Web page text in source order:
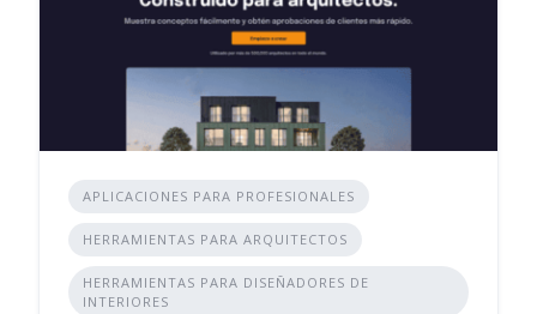
APLICACIONES PARA PROFESIONALES
HERRAMIENTAS PARA ARQUITECTOS
HERRAMIENTAS PARA DISEÑADORES DE
INTERIORES